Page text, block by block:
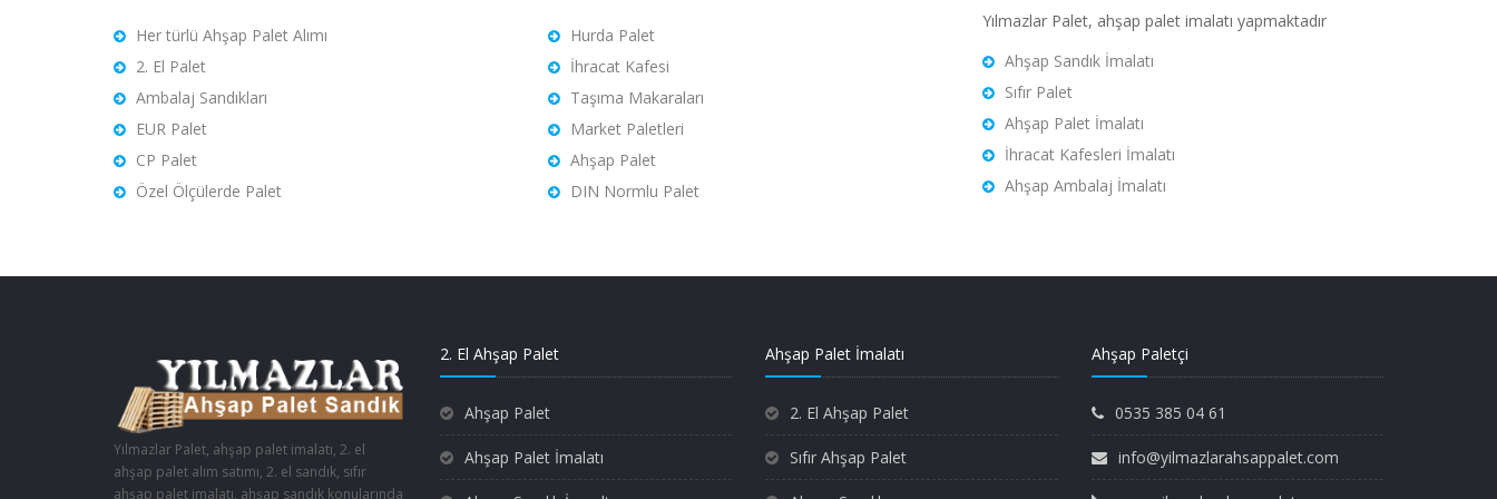
Her türlü Ahşap Palet Alımı
2. El Palet
Ambalaj Sandıkları
EUR Palet
CP Palet
Özel Ölçülerde Palet
Hurda Palet
İhracat Kafesi
Taşıma Makaraları
Market Paletleri
Ahşap Palet
DIN Normlu Palet
Yılmazlar Palet, ahşap palet imalatı yapmaktadır
Ahşap Sandık İmalatı
Sıfır Palet
Ahşap Palet İmalatı
İhracat Kafesleri İmalatı
Ahşap Ambalaj İmalatı
Yılmazlar Palet, ahşap palet imalatı, 2. el
ahşap palet alım satımı, 2. el sandık, sıfır
ahşap palet imalatı, ahşap sandık konularında
2. El Ahşap Palet
Ahşap Palet
Ahşap Palet İmalatı
Ahşap Palet İmalatı
2. El Ahşap Palet
Sıfır Ahşap Palet
Ahşap Paletçi
0535 385 04 61
info@yilmazlarahsappalet.com